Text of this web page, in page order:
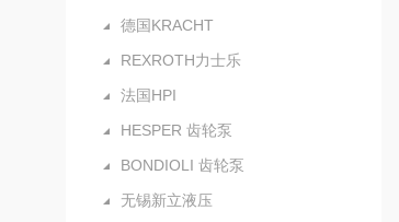
德国KRACHT
REXROTH力士乐
法国HPI
HESPER 齿轮泵
BONDIOLI 齿轮泵
无锡新立液压